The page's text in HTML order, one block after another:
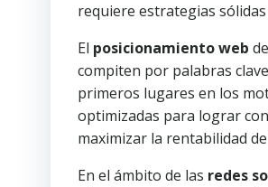
requiere estrategias
El posicionamiento web de
compiten por palabras
primeros lugares en los
optimizadas para lograr
maximizar la rentabilidad
En el ámbito de las redes